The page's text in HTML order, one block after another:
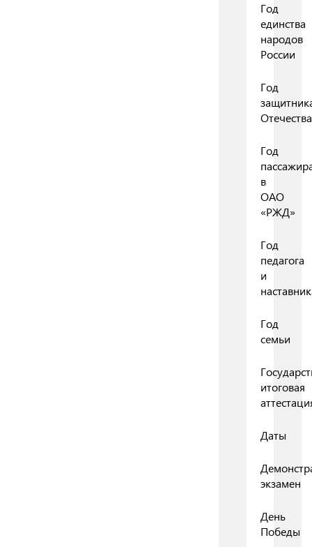
Год
единства
народов
России
Год
Отечества
Год
в
ОАО
«РЖД»
Год
педагога
и
Год
семьи
итоговая
Даты
экзамен
День
Победы